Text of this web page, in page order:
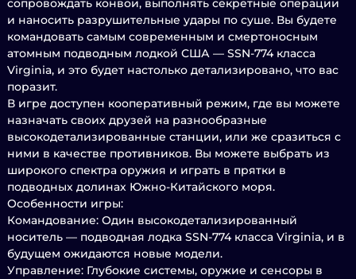
сопровождать конвои, выполнять секретные операции
и наносить разрушительные удары по суше. Вы будете
командовать самым современным и смертоносным
атомным подводным лодкой США — SSN-774 класса
Virginia, и это будет настолько детализировано, что вас
поразит.
В игре доступен кооперативный режим, где вы можете
назначать своих друзей на разнообразные
высокодетализированные станции, или же сразиться с
ними в качестве противников. Вы можете выбрать из
широкого спектра оружия и играть в прятки в
подводных долинах Южно-Китайского моря.
Особенности игры:
Командование: Один высокодетализированный
носитель — подводная лодка SSN-774 класса Virginia, и в
будущем ожидаются новые модели.
Управление: Глубокие системы, оружие и сенсоры в